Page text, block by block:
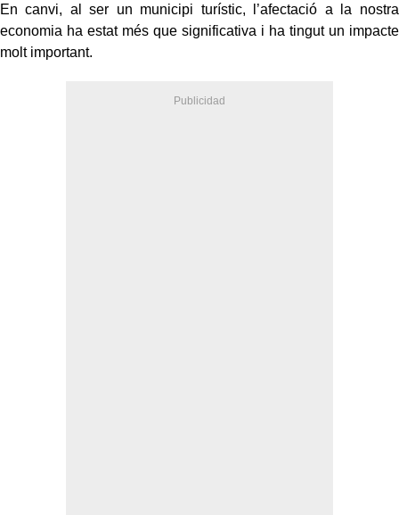
En canvi, al ser un municipi turístic, l’afectació a la nostra
economia ha estat més que significativa i ha tingut un impacte
molt important.